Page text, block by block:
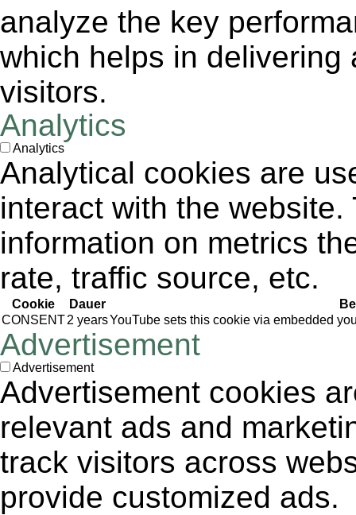
analyze the key
which helps in delivering
visitors.
Analytics
Analytics
Analytical cookies are
interact with the
information on metrics
rate, traffic source, etc.
Cookie Dauer
CONSENT2 yearsYouTube sets this cookie via embedded
Advertisement
Advertisement
Advertisement cookies
relevant ads and
track visitors across
provide customized ads.